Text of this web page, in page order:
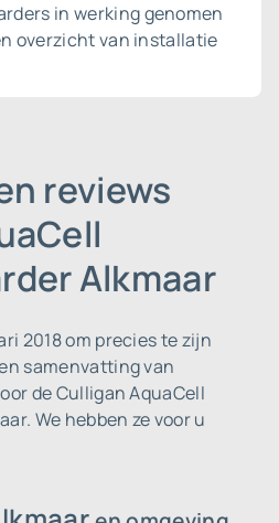
in werking genomen
overzicht van installatie
reviews
Alkmaar
2018 om precies te zijn
samenvatting van
de Culligan AquaCell
We hebben ze voor u